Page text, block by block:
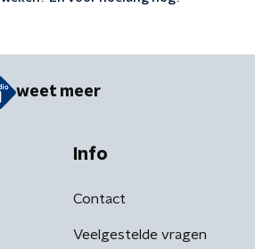
weet meer
Info
Contact
Veelgestelde vragen